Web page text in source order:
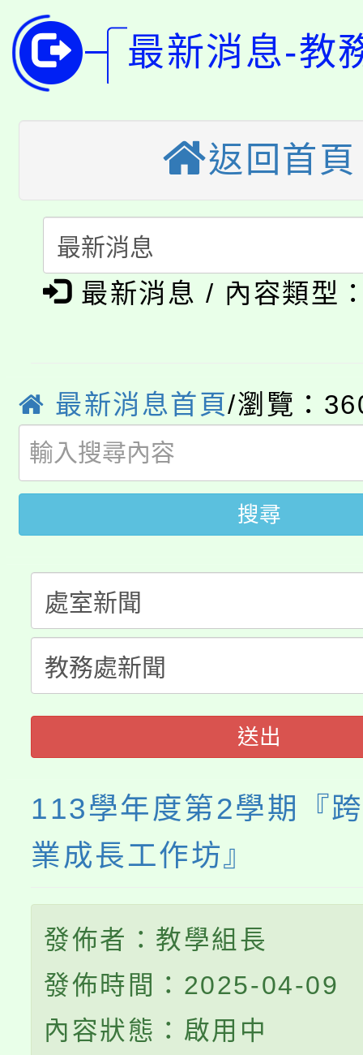
開!
田徑場及游泳池舉行。
桃園市低收入戶享有免
半價優惠，詳情可洽有
大園自造教育及科技中
份教師增能研習
大溪自造教育及科技
份教師研習
淨零綠生活教案入校路
會
115年食農教育專業人
程
「本色祭」8/29、30在
場熱烈登場!
8/21下午1時於龍潭區
開!
115年桃園市運動會8/
田徑場及游泳池舉行。
桃園市低收入戶享有免
視費優惠，中低收入戶
者。
大園自造教育及科技中
份教師增能研習
大溪自造教育及科技中
份教師研習
淨零綠生活教案入校路
會
115年食農教育專業人
程
最新消息-教
返回首頁
最新消息 / 內容類型
最新消息首頁/瀏覽：
搜尋
送出
113學年度第2學期『
業成長工作坊』
發佈者：教學組長
發佈時間：2025-04-09
內容狀態：啟用中